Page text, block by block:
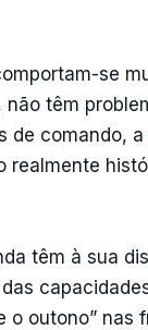
se
têm
de comando,
realmente
têm à sua
o outono” nas